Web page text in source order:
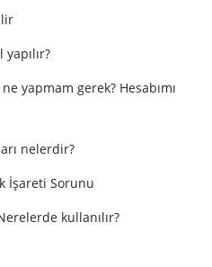
yapmam gerek? Hesabımı
nelerdir?
İşareti Sorunu
kullanılır?